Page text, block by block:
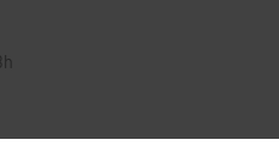
- 18h